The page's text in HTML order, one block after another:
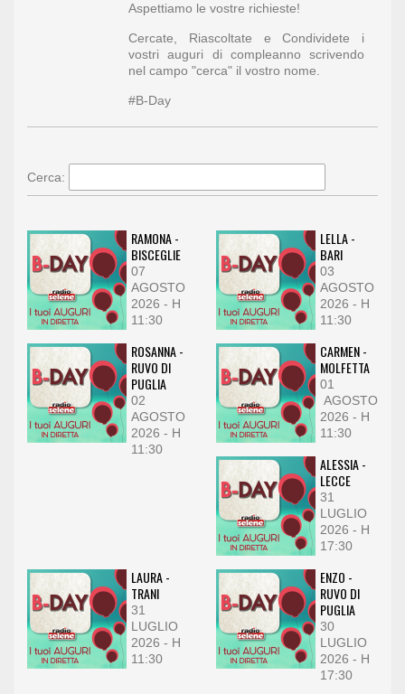
Aspettiamo le vostre richieste!
Cercate, Riascoltate e Condividete i
vostri auguri di compleanno scrivendo
nel campo "cerca" il vostro nome.
#B-Day
Cerca:
RAMONA -
BISCEGLIE
07
AGOSTO
2026 - H
11:30
LELLA -
BARI
03
AGOSTO
2026 - H
11:30
ROSANNA -
RUVO DI
PUGLIA
02
AGOSTO
2026 - H
11:30
CARMEN -
MOLFETTA
01
AGOSTO
2026 - H
11:30
ALESSIA -
LECCE
31
LUGLIO
2026 - H
17:30
LAURA -
TRANI
31
LUGLIO
2026 - H
11:30
ENZO -
RUVO DI
PUGLIA
30
LUGLIO
2026 - H
17:30